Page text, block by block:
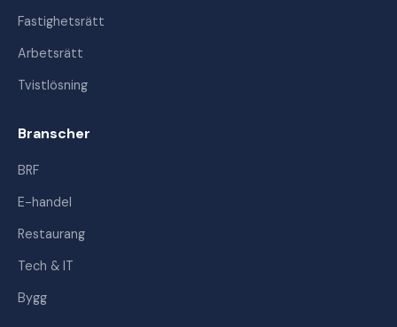
Fastighetsrätt
Arbetsrätt
Tvistlösning
Branscher
BRF
E-handel
Restaurang
Tech & IT
Bygg